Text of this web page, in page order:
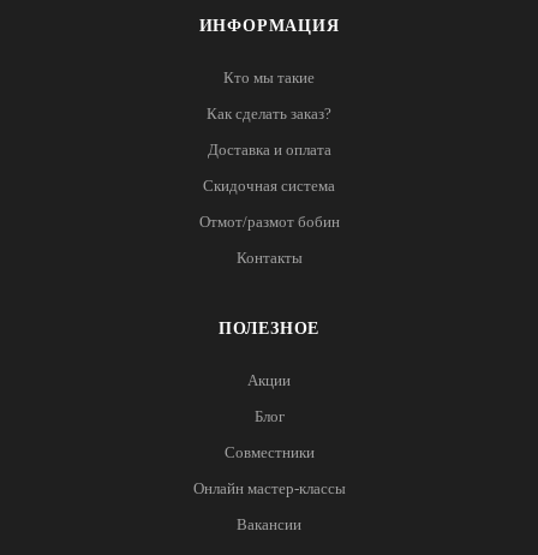
ИНФОРМАЦИЯ
Кто мы такие
Как сделать заказ?
Доставка и оплата
Скидочная система
Отмот/размот бобин
Контакты
ПОЛЕЗНОЕ
Акции
Блог
Совместники
Онлайн мастер-классы
Вакансии